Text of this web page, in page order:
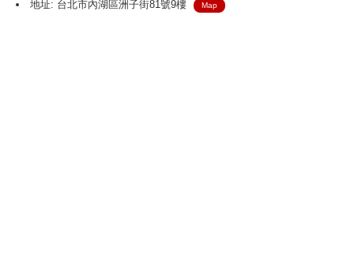
地址: 台北市內湖區洲子街81號9樓
Map